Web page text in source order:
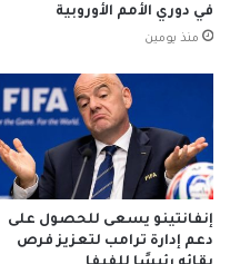
في دوري الأمم الأوروبية
منذ يومين
إنفانتينو يسعى للحصول على
دعم إدارة ترامب لتعزيز فرص